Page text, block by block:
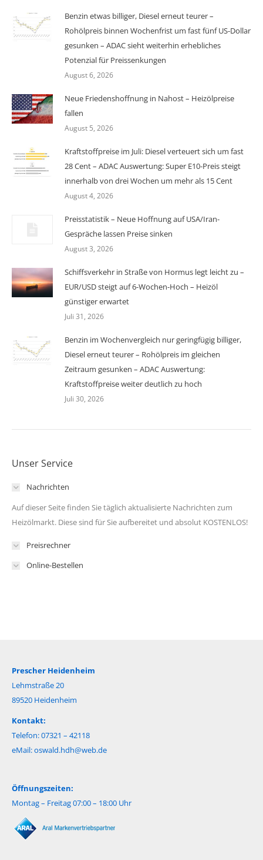
Benzin etwas billiger, Diesel erneut teurer –
Rohölpreis binnen Wochenfrist um fast fünf US-Dollar
gesunken – ADAC sieht weiterhin erhebliches
Potenzial für Preissenkungen
August 6, 2026
Neue Friedenshoffnung in Nahost – Heizölpreise
fallen
August 5, 2026
Kraftstoffpreise im Juli: Diesel verteuert sich um fast
28 Cent – ADAC Auswertung: Super E10-Preis steigt
innerhalb von drei Wochen um mehr als 15 Cent
August 4, 2026
Preisstatistik – Neue Hoffnung auf USA/Iran-
Gespräche lassen Preise sinken
August 3, 2026
Schiffsverkehr in Straße von Hormus legt leicht zu –
EUR/USD steigt auf 6-Wochen-Hoch – Heizöl
günstiger erwartet
Juli 31, 2026
Benzin im Wochenvergleich nur geringfügig billiger,
Diesel erneut teurer – Rohölpreis im gleichen
Zeitraum gesunken – ADAC Auswertung:
Kraftstoffpreise weiter deutlich zu hoch
Juli 30, 2026
Unser Service
Nachrichten
Auf dieser Seite finden Sie täglich aktualisierte Nachrichten zum
Heizölmarkt. Diese sind für Sie aufbereitet und absolut KOSTENLOS!
Preisrechner
Online-Bestellen
Prescher Heidenheim
Lehmstraße 20
89520 Heidenheim
Kontakt:
Telefon: 07321 – 42118
eMail:oswald.hdh@web.de
Öffnungszeiten:
Montag – Freitag 07:00 – 18:00 Uhr